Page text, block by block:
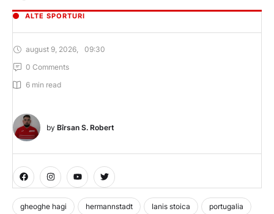
ALTE SPORTURI
august 9, 2026
09:30
0 Comments
6 min read
by Bîrsan S. Robert
gheoghe hagi hermannstadt Ianis stoica portugalia